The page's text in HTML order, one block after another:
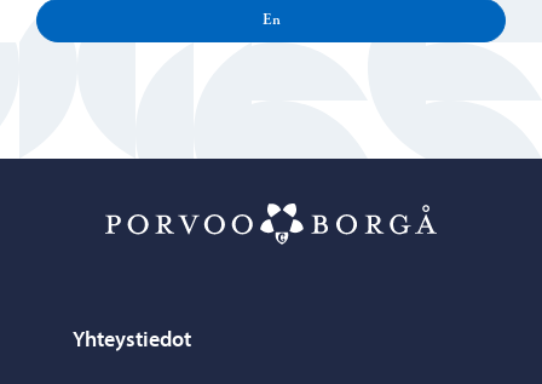
En
Yhteystiedot